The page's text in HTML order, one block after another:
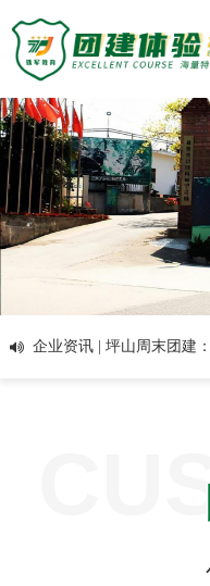
是形式，而是心与心的靠近
企业资讯 | 户外主题团建
聚成无坚不摧的集体
企业资讯 | 深圳拓展活动
力，在互动中成长
培训动态 | 在放松中蓄力
题团建活动团队拓展活动
企业资讯 | 感恩相遇金龟
建活动
企业资讯 | 拓展训练心得
的感悟
拓展课堂 | 你知道团队拓
吗？
培训动态 | 拓展培训的意
力，增强自信
拓展课堂 | 团战团队拓展-
培训的根本要点
拓展课堂 | 拓展培训对于
有什么作用？
拓展课堂 | 谈谈户外拓展
培训动态 | 经常参加户外
不同？
企业资讯 | 坪山周末团建
企业资讯 | 打造独特民宿
拓展课堂 | 坪山周末团建
企业资讯 | 坪山周末团建
企业资讯 | 同心同行、共